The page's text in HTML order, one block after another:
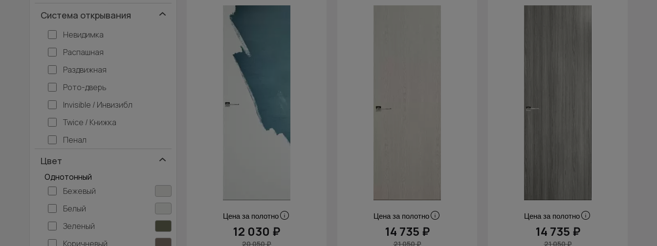
Система открывания
Невидимка
Распашная
Раздвижная
Рото-дверь
Invisible / Инвизибл
Twice / Книжка
Пенал
Цвет
Однотонный
Бежевый
Белый
Зеленый
Коричневый
Цена за полотно
12 030 ₽
20 050 ₽
Цена за полотно
14 735 ₽
21 050 ₽
Цена за полотно
14 735 ₽
21 050 ₽